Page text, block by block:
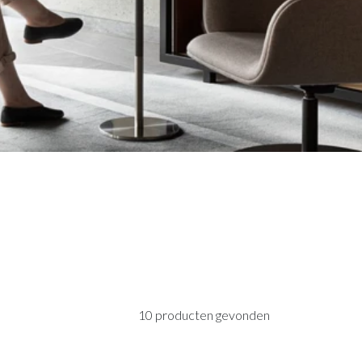
Electro Tiel
Raambekleding
Lockers
Thuiskantoor
10 producten gevonden